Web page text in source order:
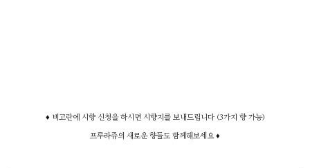
♦ 비고란에 시향 신청을 하시면 시향지를 보내드립니다 (3가지 향 가능)
프루라쥬의 새로운 향들도 함께해보세요 ♦